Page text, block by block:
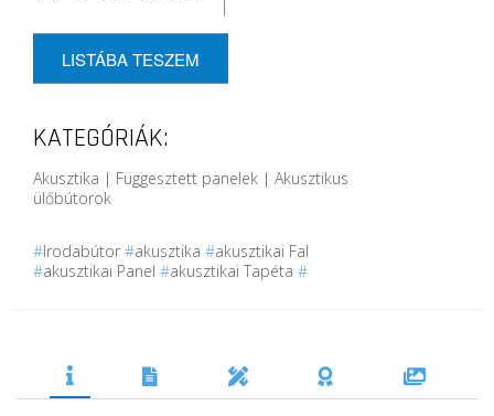
LISTÁBA TESZEM
KATEGÓRIÁK:
Akusztika | Függesztett panelek | Akusztikus
ülőbútorok
#Irodabútor #akusztika #akusztikai Fal
#akusztikai Panel #akusztikai Tapéta #